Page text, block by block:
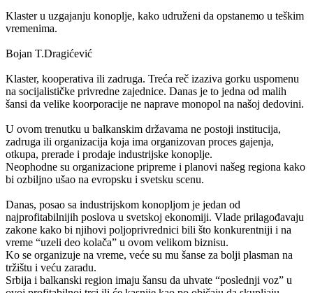
Klaster u uzgajanju konoplje, kako udruženi da opstanemo u teškim
vremenima.
Bojan T.Dragićević
Klaster, kooperativa ili zadruga. Treća reč izaziva gorku uspomenu
na socijalističke privredne zajednice. Danas je to jedna od malih
šansi da velike koorporacije ne naprave monopol na našoj dedovini.
U ovom trenutku u balkanskim državama ne postoji institucija,
zadruga ili organizacija koja ima organizovan proces gajenja,
otkupa, prerade i prodaje industrijske konoplje.
Neophodne su organizacione pripreme i planovi našeg regiona kako
bi ozbiljno ušao na evropsku i svetsku scenu.
Danas, posao sa industrijskom konopljom je jedan od
najprofitabilnijih poslova u svetskoj ekonomiji. Vlade prilagođavaju
zakone kako bi njihovi poljoprivrednici bili što konkurentniji i na
vreme “uzeli deo kolača” u ovom velikom biznisu.
Ko se organizuje na vreme, veće su mu šanse za bolji plasman na
tržištu i veću zaradu.
Srbija i balkanski region imaju šansu da uhvate “poslednji voz” u